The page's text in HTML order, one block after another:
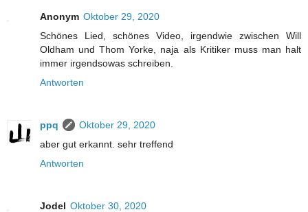
Anonym Oktober 29, 2020
Schönes Lied, schönes Video, irgendwie zwischen Will
Oldham und Thom Yorke, naja als Kritiker muss man halt
immer irgendsowas schreiben.
Antworten
ppq
Oktober 29, 2020
aber gut erkannt. sehr treffend
Antworten
Jodel Oktober 30, 2020